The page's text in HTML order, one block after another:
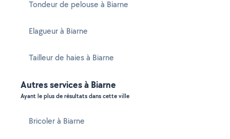
Tondeur de pelouse à Biarne
Elagueur à Biarne
Tailleur de haies à Biarne
Autres services à Biarne
Ayant le plus de résultats dans cette ville
Bricoler à Biarne